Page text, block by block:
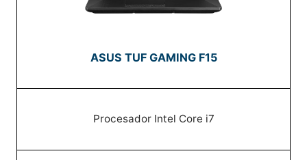
ASUS TUF GAMING F15
Procesador Intel Core i7